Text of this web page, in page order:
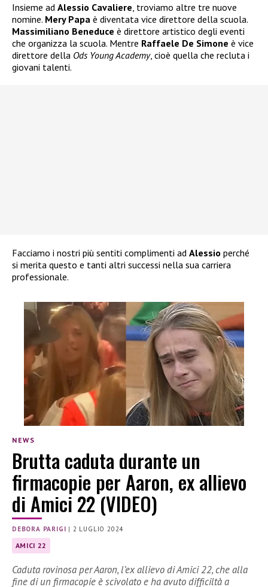
Insieme ad Alessio Cavaliere , troviamo altre tre nuove
nomine. Mery Papa è diventata vice direttore della scuola.
Massimiliano Beneduce è direttore artistico degli eventi
che organizza la scuola. Mentre Raffaele De Simone è vice
direttore della Ods Young Academy, cioè quella che recluta i
giovani talenti.
Facciamo i nostri più sentiti complimenti ad Alessio perché
si merita questo e tanti altri successi nella sua carriera
professionale.
NEWS
Brutta caduta durante un
firmacopie per Aaron, ex allievo
di Amici 22 (VIDEO)
DEBORA PARIGI | 2 LUGLIO 2024
AMICI 22
Caduta rovinosa per Aaron, l’ex allievo di Amici 22, che alla
fine di un firmacopie è scivolato e ha avuto difficiltà a